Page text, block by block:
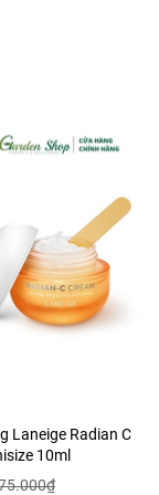
Ý Dĩ
phần
Laneige Radian C
10ml